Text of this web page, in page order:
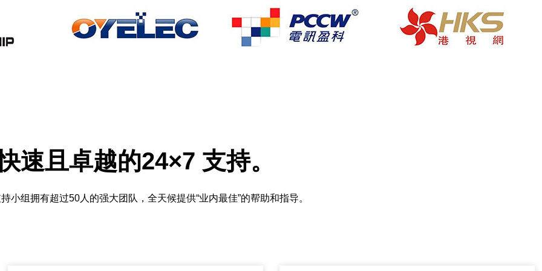
速且卓越的24×7 支持。
小组拥有超过50人的强大团队，全天候提供“业内最佳”的帮助和指导。